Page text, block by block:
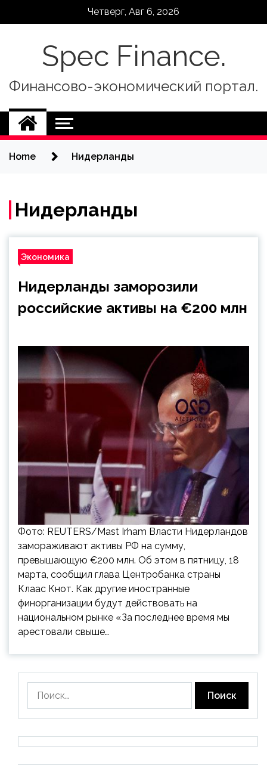
Четверг, Авг 6, 2026
Spec Finance.
Финансово-экономический портал.
Home Нидерланды
Нидерланды
Экономика
Нидерланды заморозили
российские активы на €200 млн
Фото: REUTERS/Mast Irham Власти Нидерландов
замораживают активы РФ на сумму,
превышающую €200 млн. Об этом в пятницу, 18
марта, сообщил глава Центробанка страны
Клаас Кнот. Как другие иностранные
финорганизации будут действовать на
национальном рынке «За последнее время мы
арестовали свыше…